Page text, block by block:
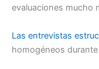
evaluaciones mucho
Las entrevistas
homogéneos